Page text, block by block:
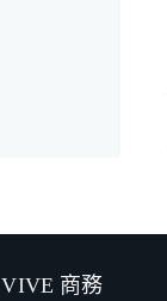
VIVE 商務